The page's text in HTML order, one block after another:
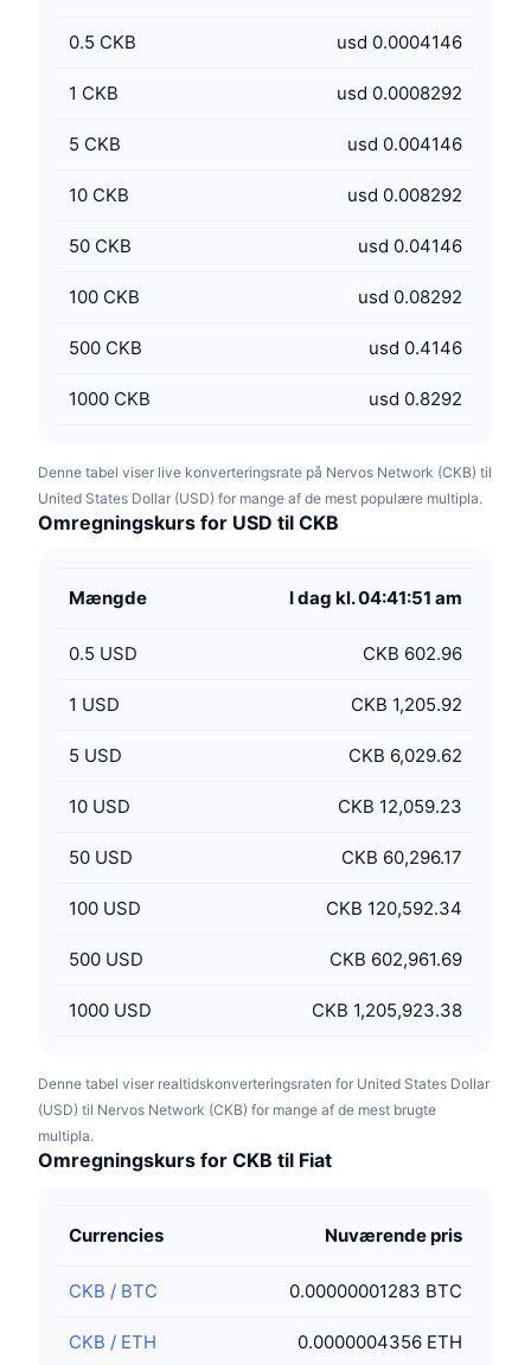
0.5 CKB usd 0.0004146
1 CKB usd 0.0008292
5 CKB usd 0.004146
10 CKB usd 0.008292
50 CKB usd 0.04146
100 CKB usd 0.08292
500 CKB usd 0.4146
1000 CKB usd 0.8292
Denne tabel viser live konverteringsrate på Nervos Network (CKB) til
United States Dollar (USD) for mange af de mest populære multipla.
Omregningskurs for USD til CKB
Mængde I dag kl. 04:41:51 am
0.5 USD CKB 602.96
1 USD CKB 1,205.92
5 USD CKB 6,029.62
10 USD CKB 12,059.23
50 USD CKB 60,296.17
100 USD CKB 120,592.34
500 USD CKB 602,961.69
1000 USD CKB 1,205,923.38
Denne tabel viser realtidskonverteringsraten for United States Dollar
(USD) til Nervos Network (CKB) for mange af de mest brugte
multipla.
Omregningskurs for CKB til Fiat
Currencies Nuværende pris
CKB / BTC 0.00000001283 BTC
CKB / ETH 0.0000004356 ETH